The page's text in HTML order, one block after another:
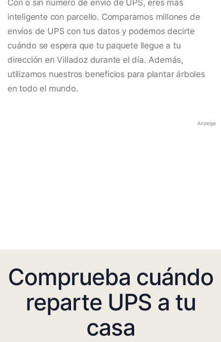
Con o sin número de envío de UPS, eres más
inteligente con parcello. Comparamos millones de
envíos de UPS con tus datos y podemos decirte
cuándo se espera que tu paquete llegue a tu
dirección en Villadoz durante el día. Además,
utilizamos nuestros beneficios para plantar árboles
en todo el mundo.
Anzeige
Comprueba cuándo
reparte UPS a tu
casa